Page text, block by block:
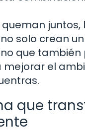
juntos,
solo crean
que también
mejorar el
que